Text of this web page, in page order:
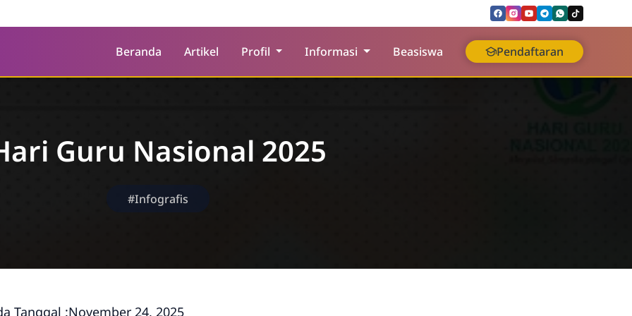
Beranda Artikel Profil Informasi Beasiswa Pendaftaran
Guru Nasional 2025
#Infografis
Tanggal :November 24, 2025